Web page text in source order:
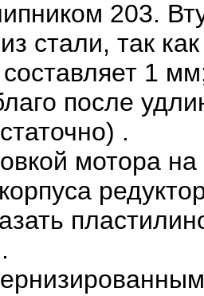
203.
стали, так
1
после
.
мотора